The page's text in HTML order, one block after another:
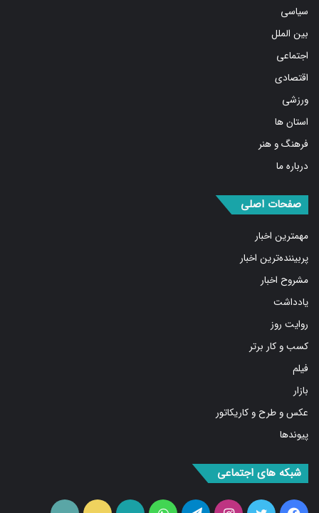
اخبار برگزیده
سیاسی
بین الملل
اجتماعی
اقتصادی
ورزشی
استان ها
فرهنگ و هنر
مهمترین اخبار
پربیننده‌ترین اخبار
مشروح اخبار
یادداشت
روایت روز
کسب و کار برتر
فیلم
بازار
عکس و طرح و کاریکاتور